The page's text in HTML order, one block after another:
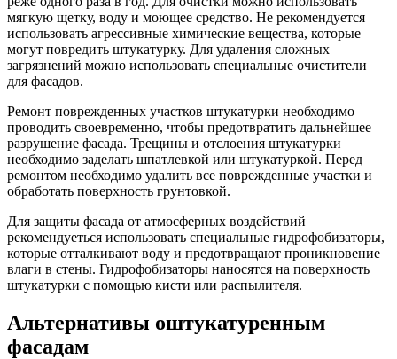
мягкую щетку, воду и моющее средство. Не рекомендуется
использовать агрессивные химические вещества, которые
могут повредить штукатурку. Для удаления сложных
загрязнений можно использовать специальные очистители
для фасадов.
Ремонт поврежденных участков штукатурки необходимо
проводить своевременно, чтобы предотвратить дальнейшее
разрушение фасада. Трещины и отслоения штукатурки
необходимо заделать шпатлевкой или штукатуркой. Перед
ремонтом необходимо удалить все поврежденные участки и
обработать поверхность грунтовкой.
Для защиты фасада от атмосферных воздействий
рекомендуеться использовать специальные гидрофобизаторы,
которые отталкивают воду и предотвращают проникновение
влаги в стены. Гидрофобизаторы наносятся на поверхность
штукатурки с помощью кисти или распылителя.
Альтернативы оштукатуренным
фасадам